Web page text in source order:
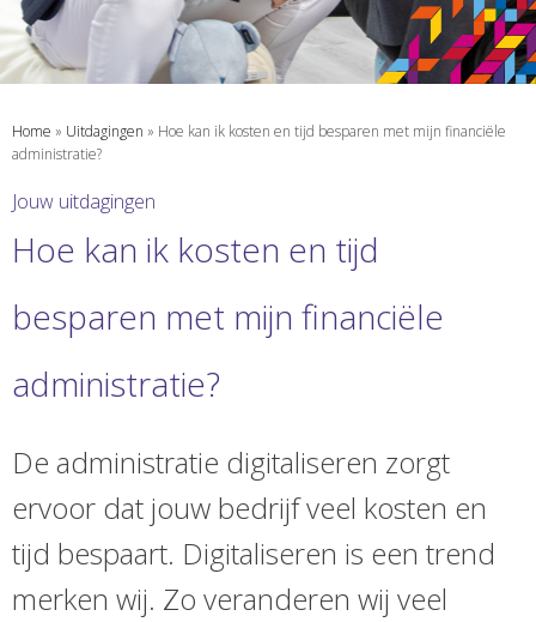
Home » Uitdagingen » Hoe kan ik kosten en tijd besparen met mijn financiële
administratie?
Jouw uitdagingen
Hoe kan ik kosten en tijd
besparen met mijn financiële
administratie?
De administratie digitaliseren zorgt
ervoor dat jouw bedrijf veel kosten en
tijd bespaart. Digitaliseren is een trend
merken wij. Zo veranderen wij veel